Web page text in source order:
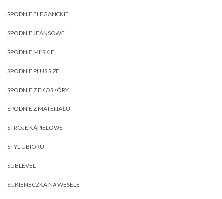
SPODNIE ELEGANCKIE
SPODNIE JEANSOWE
SPODNIE MĘSKIE
SPODNIE PLUS SIZE
SPODNIE Z EKOSKÓRY
SPODNIE Z MATERIAŁU
STROJE KĄPIELOWE
STYL UBIORU
SUBLEVEL
SUKIENECZKA NA WESELE